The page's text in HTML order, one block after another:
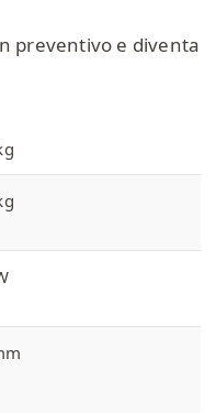
preventivo e diventa